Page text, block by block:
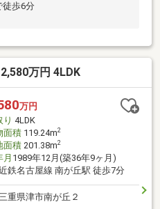
歩6分
万円 4LDK
万円
り 4LDK
面積119.24m2
面積201.38m2
月 1989年12月(築36年9ヶ月)
鉄名古屋線 南が丘駅 徒歩7分
三重県津市南が丘２